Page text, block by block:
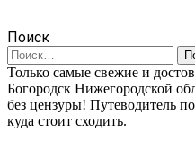
Поиск
Найти:
Только самые свежие и
Богородск Нижегородской
без цензуры! Путеводитель
куда стоит сходить.